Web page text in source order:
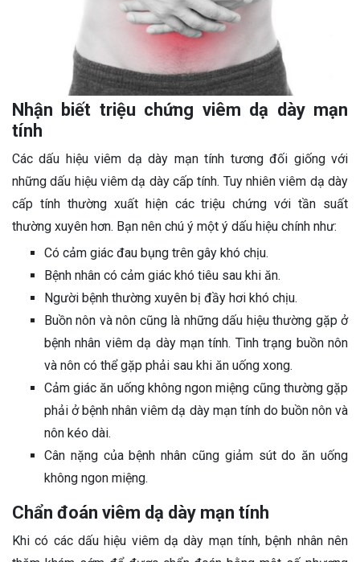
Nhận biết triệu chứng viêm dạ dày mạn
tính
Các dấu hiệu viêm dạ dày mạn tính tương đối giống với
những dấu hiệu viêm dạ dày cấp tính. Tuy nhiên viêm dạ dày
cấp tính thường xuất hiện các triệu chứng với tần suất
thường xuyên hơn. Bạn nên chú ý một ý dấu hiệu chính như:
Có cảm giác đau bụng trên gây khó chịu.
Bệnh nhân có cảm giác khó tiêu sau khi ăn.
Người bệnh thường xuyên bị đầy hơi khó chịu.
Buồn nôn và nôn cũng là những dấu hiệu thường gặp ở
bệnh nhân viêm dạ dày mạn tính. Tình trạng buồn nôn
và nôn có thể gặp phải sau khi ăn uống xong.
Cảm giác ăn uống không ngon miệng cũng thường gặp
phải ở bệnh nhân viêm dạ dày mạn tính do buồn nôn và
nôn kéo dài.
Cân nặng của bệnh nhân cũng giảm sút do ăn uống
không ngon miệng.
Chẩn đoán viêm dạ dày mạn tính
Khi có các dấu hiệu viêm dạ dày mạn tính, bệnh nhân nên